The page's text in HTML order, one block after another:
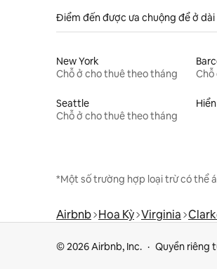
Điểm đến được ưa chuộng để ở dài
New York
Chỗ ở cho thuê theo tháng
Seattle
Chỗ ở cho thuê theo tháng
*Một số trường hợp loại trừ có thể
Airbnb Hoa Kỳ Virginia
© 2026 Airbnb, Inc. Quyền riêng